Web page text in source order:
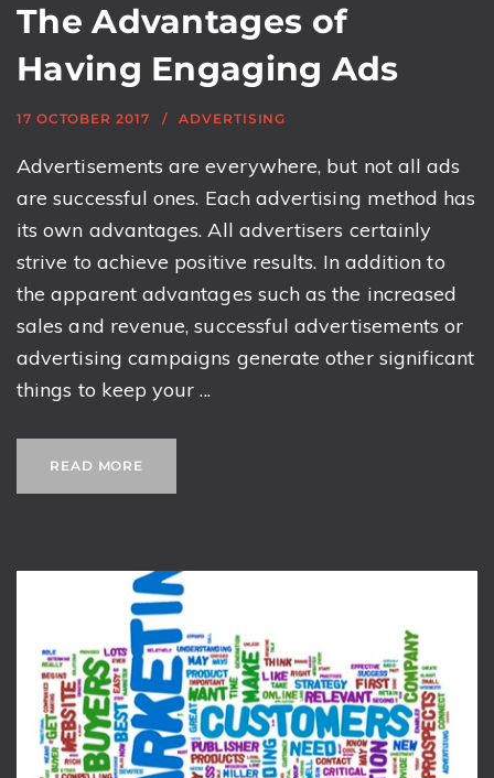
The Advantages of
Having Engaging Ads
17 OCTOBER 2017 ADVERTISING
Advertisements are everywhere, but not all ads
are successful ones. Each advertising method has
its own advantages. All advertisers certainly
strive to achieve positive results. In addition to
the apparent advantages such as the increased
sales and revenue, successful advertisements or
advertising campaigns generate other significant
things to keep your ...
READ MORE